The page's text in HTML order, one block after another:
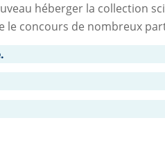
héberger la collection
le concours de nombreux